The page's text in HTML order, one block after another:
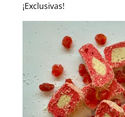
¡Exclusivas!